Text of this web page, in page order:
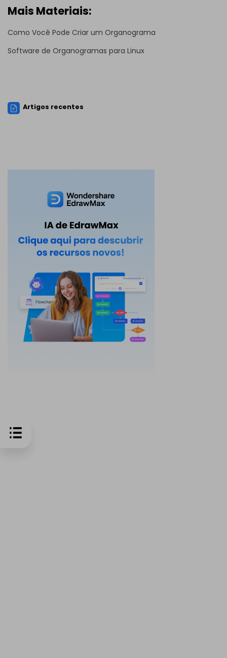
Mais Materiais:
Como Você Pode Criar um Organograma
Software de Organogramas para Linux
Artigos recentes